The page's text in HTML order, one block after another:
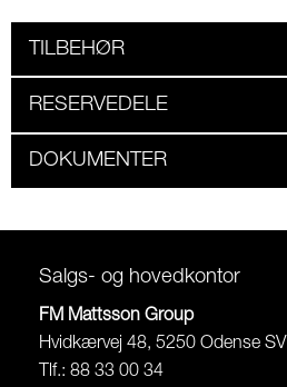
TILBEHØR
RESERVEDELE
DOKUMENTER
Salgs- og hovedkontor
FM Mattsson Group
Hvidkærvej 48, 5250 Odense SV
Tlf.: 88 33 00 34